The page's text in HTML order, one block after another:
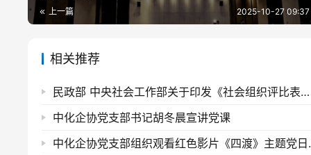
上一篇 2025-10-27 09:37
相关推荐
民政部 中央社会工作部关于印发《社会组织评比表彰活动管理办法》的通知
中化企协党支部书记胡冬晨宣讲党课
中化企协